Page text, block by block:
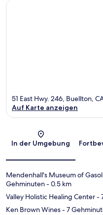
51 East Hwy. 246, Buellton,
Auf Karte anzeigen
In der Umgebung
Mendenhall's Museum of
Gehminuten- 0.5 km
Valley Holistic Healing Center-
Ken Brown Wines- 7